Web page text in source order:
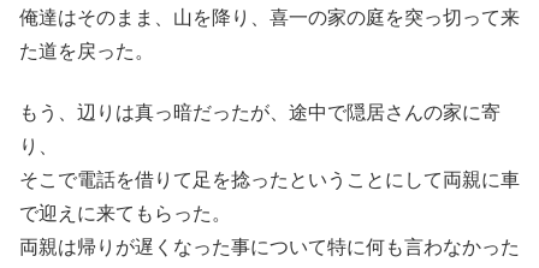
俺達はそのまま、山を降り、喜一の家の庭を突っ切って来
た道を戻った。
もう、辺りは真っ暗だったが、途中で隠居さんの家に寄
り、
そこで電話を借りて足を捻ったということにして両親に車
で迎えに来てもらった。
両親は帰りが遅くなった事について特に何も言わなかった